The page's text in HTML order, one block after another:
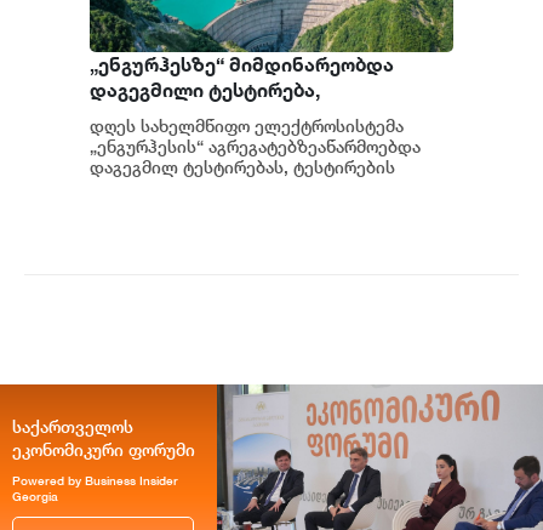
„ენგურჰესზე“ მიმდინარეობდა
დაგეგმილი ტესტირება,
ტესტირებისას სისტემა სრულად
გაითიშა, მიმდინარეობს მომხდარის
დეტალური ანალიზი - სემეკის წევრი
დღეს სახელმწიფო ელექტროსისტემა
„ენგურჰესის“ აგრეგატებზეაწარმოებდა
დაგეგმილ ტესტირებას, ტესტირების
საქართველოს
ეკონომიკური ფორუმი
Powered by Business Insider
Georgia